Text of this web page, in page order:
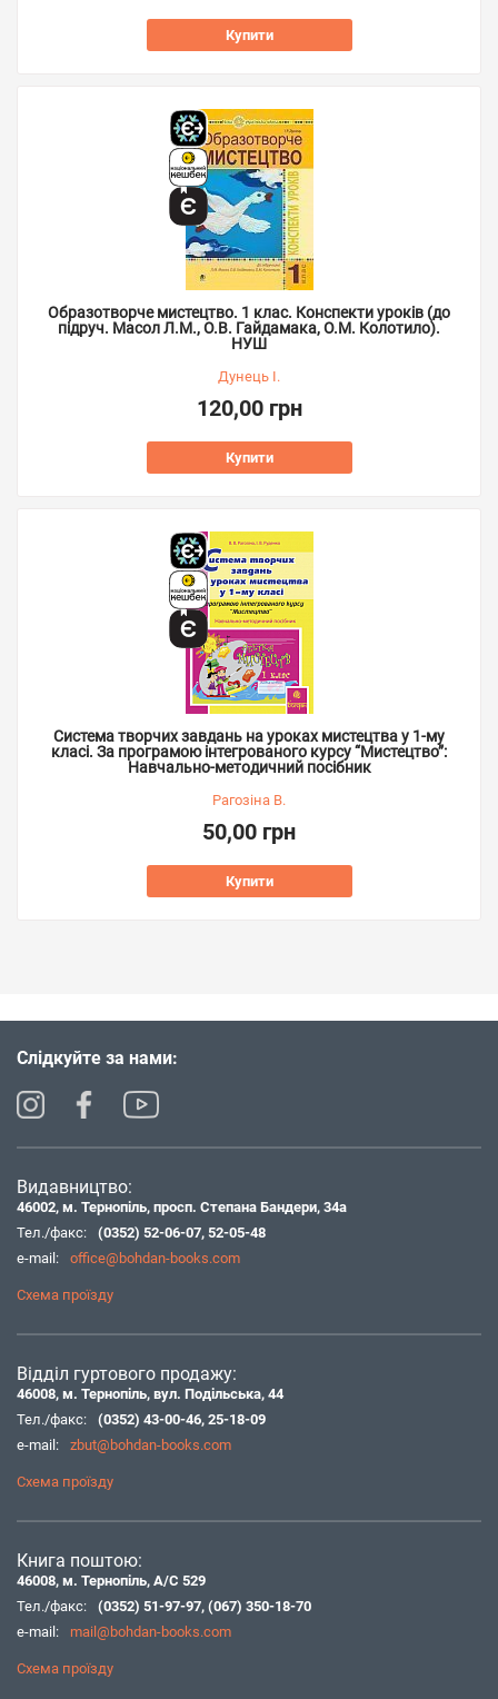
Купити
Образотворче мистецтво. 1 клас. Конспекти уроків (до
підруч. Масол Л.М., О.В. Гайдамака, О.М. Колотило).
НУШ
Дунець І.
120,00 грн
Купити
Система творчих завдань на уроках мистецтва у 1-му
класі. За програмою інтегрованого курсу “Мистецтво”:
Навчально-методичний посібник
Рагозіна В.
50,00 грн
Купити
Слідкуйте за нами:
Видавництво:
46002, м. Тернопіль, просп. Степана Бандери, 34а
Тел./факс:
(0352) 52-06-07, 52-05-48
e-mail:
office@bohdan-books.com
Схема проїзду
Відділ гуртового продажу:
46008, м. Тернопіль, вул. Подільська, 44
Тел./факс:
(0352) 43-00-46, 25-18-09
e-mail:
zbut@bohdan-books.com
Схема проїзду
Книга поштою:
46008, м. Тернопіль, А/С 529
Тел./факс:
(0352) 51-97-97, (067) 350-18-70
e-mail:
mail@bohdan-books.com
Схема проїзду